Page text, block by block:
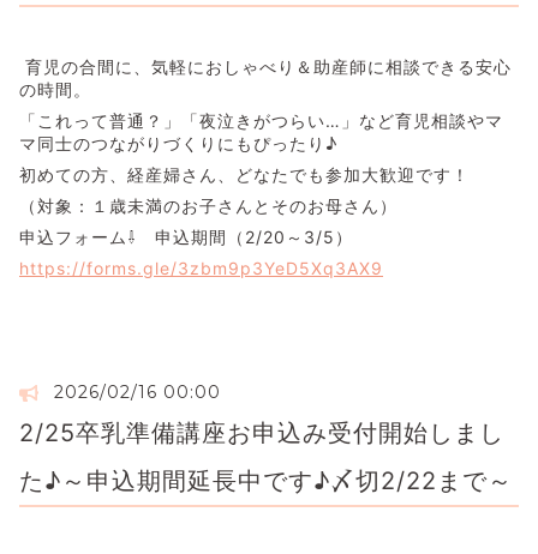
育児の合間に、気軽におしゃべり＆助産師に相談できる安心
の時間。
「これって普通？」「夜泣きがつらい…」など育児相談やマ
マ同士のつながりづくりにもぴったり♪
初めての方、経産婦さん、どなたでも参加大歓迎です！
（対象：１歳未満のお子さんとそのお母さん）
申込フォーム⇩ 申込期間（2/20～3/5）
https://forms.gle/3zbm9p3YeD5Xq3AX9
2026/02/16 00:00
2/25卒乳準備講座お申込み受付開始しまし
た♪～申込期間延長中です♪〆切2/22まで～